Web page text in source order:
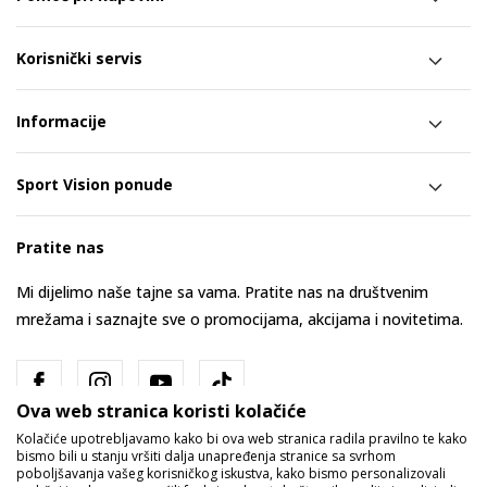
Korisnički servis
Informacije
Sport Vision ponude
Pratite nas
Mi dijelimo naše tajne sa vama. Pratite nas na društvenim
mrežama i saznajte sve o promocijama, akcijama i novitetima.
Ova web stranica koristi kolačiće
Kolačiće upotrebljavamo kako bi ova web stranica radila pravilno te kako
bismo bili u stanju vršiti dalja unapređenja stranice sa svrhom
poboljšavanja vašeg korisničkog iskustva, kako bismo personalizovali